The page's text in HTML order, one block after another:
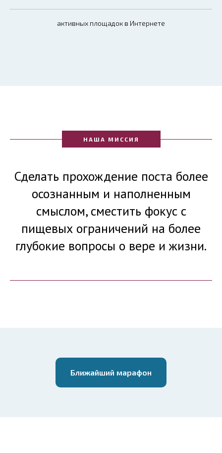
активных площадок в Интернете
НАША МИССИЯ
Сделать прохождение поста более
осознанным и наполненным
смыслом, сместить фокус с
пищевых ограничений на более
глубокие вопросы о вере и жизни.
Ближайший марафон